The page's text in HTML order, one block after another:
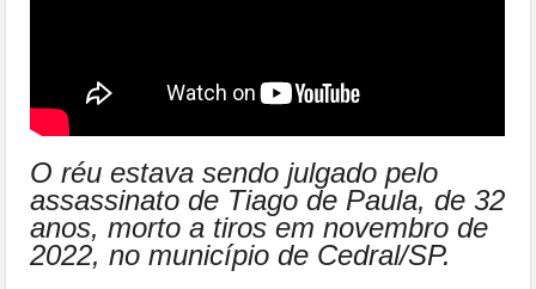
O réu estava sendo julgado pelo
assassinato de Tiago de Paula, de 32
anos, morto a tiros em novembro de
2022, no município de Cedral/SP.